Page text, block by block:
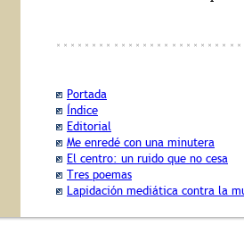
Portada
Índice
Editorial
Me enredé con una minutera
El centro: un ruido que no cesa
Tres poemas
Lapidación mediática contra la